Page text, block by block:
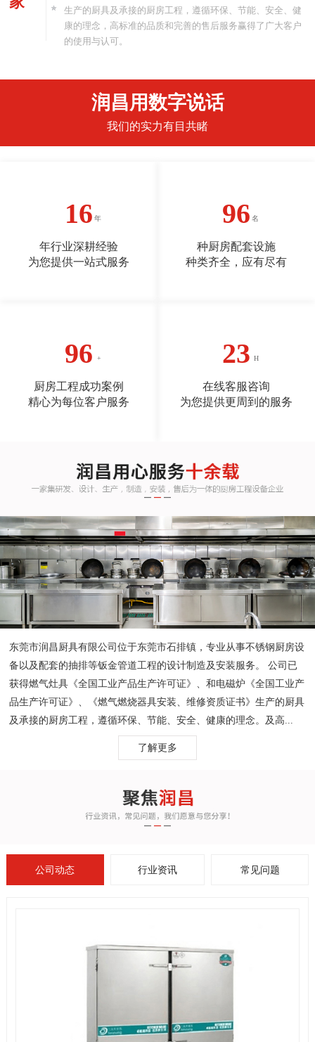
生产的厨具及承接的厨房工程，遵循环保、节能、安全、健
康的理念，高标准的品质和完善的售后服务赢得了广大客户
的使用与认可。
润昌用数字说话
我们的实力有目共睹
17
年行业深耕经验
为您提供一站式服务
100
种厨房配套设施
种类齐全，应有尽有
100
厨房工程成功案例
精心为每位客户服务
24
在线客服咨询
为您提供更周到的服务
东莞市润昌厨具有限公司位于东莞市石排镇，专业从事不锈钢厨房设
备以及配套的抽排等钣金管道工程的设计制造及安装服务。 公司已
获得燃气灶具《全国工业产品生产许可证》、和电磁炉《全国工业产
品生产许可证》、《燃气燃烧器具安装、维修资质证书》生产的厨具
及承接的厨房工程，遵循环保、节能、安全、健康的理念。及高...
了解更多
公司动态 行业资讯 常见问题